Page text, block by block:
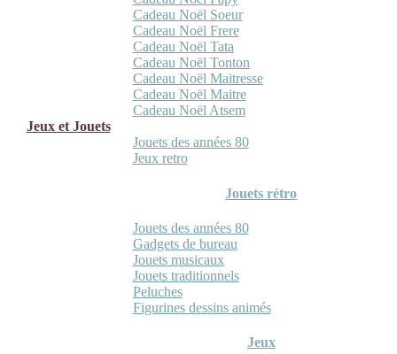
Cadeau Noël Soeur
Cadeau Noël Frere
Cadeau Noël Tata
Cadeau Noël Tonton
Cadeau Noël Maitresse
Cadeau Noël Maitre
Cadeau Noël Atsem
Jeux et Jouets
Jouets des années 80
Jeux retro
Jouets rétro
Jouets des années 80
Gadgets de bureau
Jouets musicaux
Jouets traditionnels
Peluches
Figurines dessins animés
Jeux